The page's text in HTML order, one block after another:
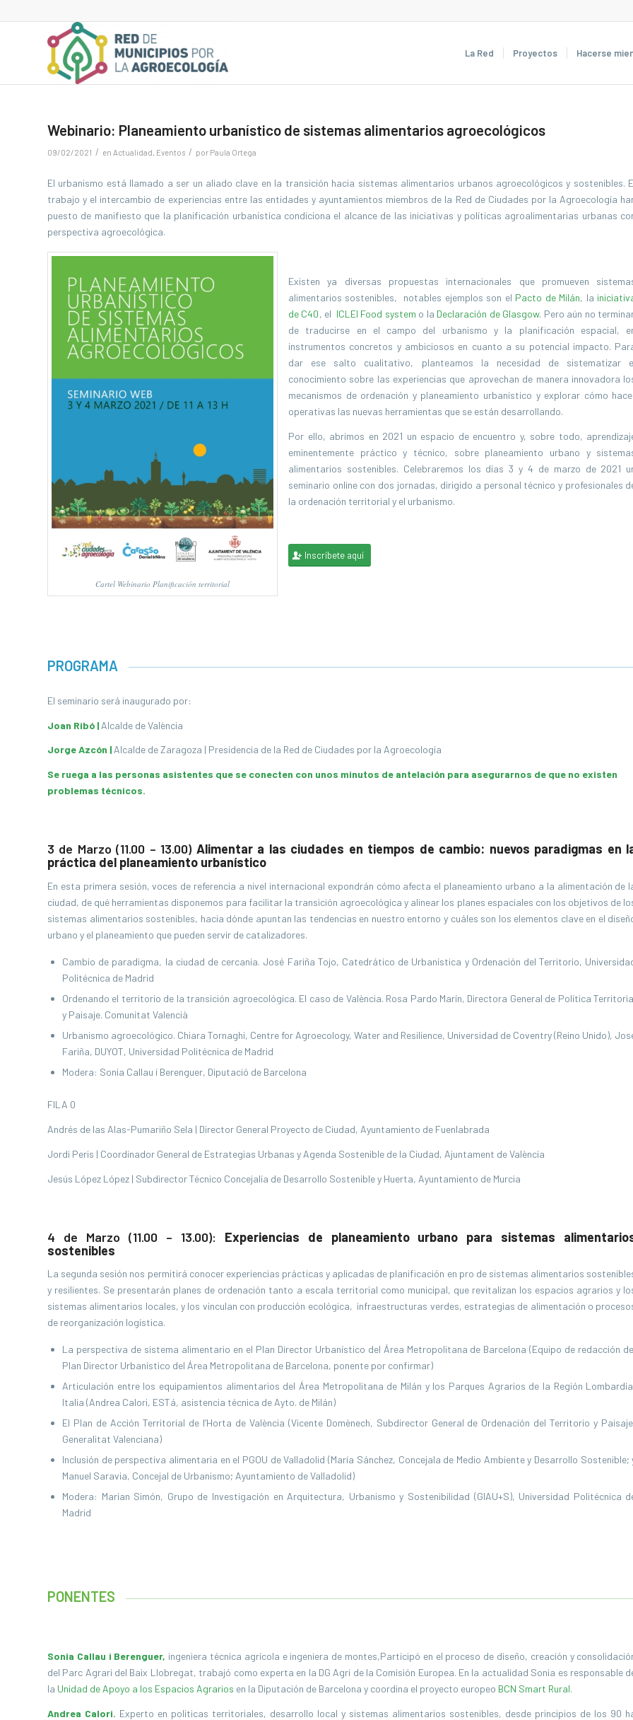
La Red Proyectos Hacerse
Webinario: Planeamiento urbanístico de sistemas alimentarios agroecológicos
09/02/2021 / en Actualidad, Eventos / por Paula Ortega
El urbanismo está llamado a ser un aliado clave en la transición hacia sistemas alimentarios urbanos agroecológicos y sostenibles.
trabajo y el intercambio de experiencias entre las entidades y ayuntamientos miembros de la Red de Ciudades por la Agroecología
puesto de manifiesto que la planificación urbanística condiciona el alcance de las iniciativas y políticas agroalimentarias urbanas
perspectiva agroecológica.
Cartel Webinario Planificación territorial
Existen ya diversas propuestas internacionales que promueven
alimentarios sostenibles, notables ejemplos son el Pacto de Milán, la
de C40, el ICLEI Food system o la Declaración de Glasgow. Pero aún no
de traducirse en el campo del urbanismo y la planificación espacial,
instrumentos concretos y ambiciosos en cuanto a su potencial impacto.
dar ese salto cualitativo, planteamos la necesidad de sistematizar
conocimiento sobre las experiencias que aprovechan de manera innovadora
mecanismos de ordenación y planeamiento urbanístico y explorar cómo
operativas las nuevas herramientas que se están desarrollando.
Por ello, abrimos en 2021 un espacio de encuentro y, sobre todo,
eminentemente práctico y técnico, sobre planeamiento urbano y
alimentarios sostenibles. Celebraremos los días 3 y 4 de marzo de 2021
seminario online con dos jornadas, dirigido a personal técnico y profesionales
la ordenación territorial y el urbanismo.
Inscríbete aquí
PROGRAMA
El seminario será inaugurado por:
Joan Ribó | Alcalde de València
Jorge Azcón | Alcalde de Zaragoza | Presidencia de la Red de Ciudades por la Agroecología
Se ruega a las personas asistentes que se conecten con unos minutos de antelación para asegurarnos de que no existen
problemas técnicos.
3 de Marzo (11.00 – 13.00) Alimentar a las ciudades en tiempos de cambio: nuevos paradigmas en
práctica del planeamiento urbanístico
En esta primera sesión, voces de referencia a nivel internacional expondrán cómo afecta el planeamiento urbano a la alimentación de
ciudad, de qué herramientas disponemos para facilitar la transición agroecológica y alinear los planes espaciales con los objetivos de
sistemas alimentarios sostenibles, hacia dónde apuntan las tendencias en nuestro entorno y cuáles son los elementos clave en el
urbano y el planeamiento que pueden servir de catalizadores.
Cambio de paradigma, la ciudad de cercanía. José Fariña Tojo, Catedrático de Urbanística y Ordenación del Territorio,
Politécnica de Madrid
Ordenando el territorio de la transición agroecológica. El caso de València. Rosa Pardo Marín, Directora General de Política
y Paisaje. Comunitat Valencià
Urbanismo agroecológico. Chiara Tornaghi, Centre for Agroecology, Water and Resilience, Universidad de Coventry (Reino Unido),
Fariña, DUYOT, Universidad Politécnica de Madrid
Modera: Sonia Callau i Berenguer, Diputació de Barcelona
FILA 0
Andrés de las Alas-Pumariño Sela | Director General Proyecto de Ciudad, Ayuntamiento de Fuenlabrada
Jordi Peris | Coordinador General de Estrategias Urbanas y Agenda Sostenible de la Ciudad, Ajuntament de València
Jesús López López | Subdirector Técnico Concejalía de Desarrollo Sostenible y Huerta, Ayuntamiento de Murcia
4 de Marzo (11.00 – 13.00): Experiencias de planeamiento urbano para sistemas
sostenibles
La segunda sesión nos permitirá conocer experiencias prácticas y aplicadas de planificación en pro de sistemas alimentarios
y resilientes. Se presentarán planes de ordenación tanto a escala territorial como municipal, que revitalizan los espacios agrarios y
sistemas alimentarios locales, y los vinculan con producción ecológica, infraestructuras verdes, estrategias de alimentación o
de reorganización logística.
La perspectiva de sistema alimentario en el Plan Director Urbanístico del Área Metropolitana de Barcelona (Equipo de redacción
Plan Director Urbanístico del Área Metropolitana de Barcelona, ponente por confirmar)
Articulación entre los equipamientos alimentarios del Área Metropolitana de Milán y los Parques Agrarios de la Región
Italia (Andrea Calori, ESTá, asistencia técnica de Ayto. de Milán)
El Plan de Acción Territorial de l’Horta de València (Vicente Domènech, Subdirector General de Ordenación del Territorio y
Generalitat Valenciana)
Inclusión de perspectiva alimentaria en el PGOU de Valladolid (María Sánchez, Concejala de Medio Ambiente y Desarrollo Sostenible;
Manuel Saravia, Concejal de Urbanismo; Ayuntamiento de Valladolid)
Modera: Marian Simón, Grupo de Investigación en Arquitectura, Urbanismo y Sostenibilidad (GIAU+S), Universidad Politécnica
Madrid
PONENTES
Sonia Callau i Berenguer, ingeniera técnica agrícola e ingeniera de montes,Participó en el proceso de diseño, creación y
del Parc Agrari del Baix Llobregat, trabajó como experta en la DG Agri de la Comisión Europea. En la actualidad Sonia es responsable
la Unidad de Apoyo a los Espacios Agrarios en la Diputación de Barcelona y coordina el proyecto europeo BCN Smart Rural.
Andrea Calori. Experto en políticas territoriales, desarrollo local y sistemas alimentarios sostenibles, desde principios de los 90